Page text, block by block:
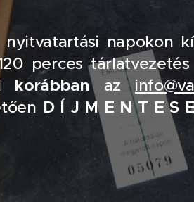
napokon
perces
korábbanaz
D Í J M E N T E S